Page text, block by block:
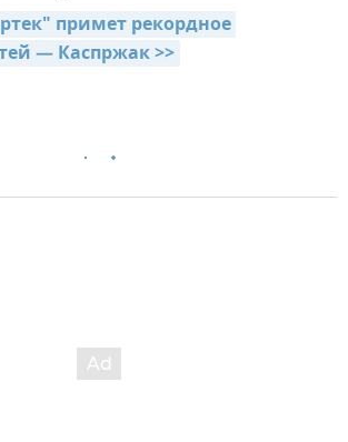
примет рекордное
— Каспржак >>